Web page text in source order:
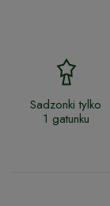
Sadzonki tylko
1 gatunku